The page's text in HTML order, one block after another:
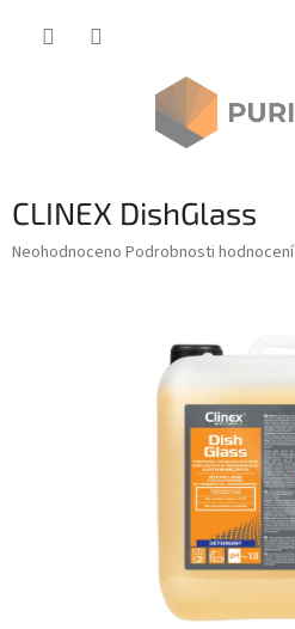
CLINEX DishGlass
Průměrné
Neohodnoceno Podrobnosti hodnocení